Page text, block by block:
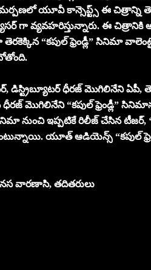
యూవీ కాన్సెప్ట్స్ ఈ చిత్రాన్ని
గా వ్యవహరిస్తున్నారు. ఈ చిత్రానికి
“కపుల్ ఫ్రెండ్లీ” సినిమా
డిస్ట్రిబ్యూటర్ ధీరజ్ మొగిలినేని ఏపీ,
మొగిలినేని “కపుల్ ఫ్రెండ్లీ”
నుంచి ఇప్పటికే రిలీజ్ చేసిన
యూత్ ఆడియెన్స్ “కపుల్
వారణాసి, తదితరులు